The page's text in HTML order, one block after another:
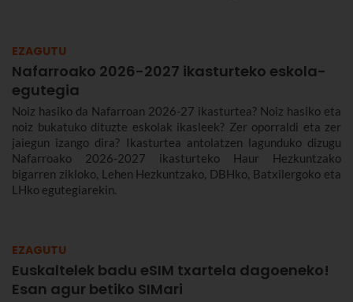
EZAGUTU
Nafarroako 2026-2027 ikasturteko eskola-
egutegia
Noiz hasiko da Nafarroan 2026-27 ikasturtea? Noiz hasiko eta
noiz bukatuko dituzte eskolak ikasleek? Zer oporraldi eta zer
jaiegun izango dira? Ikasturtea antolatzen lagunduko dizugu
Nafarroako 2026-2027 ikasturteko Haur Hezkuntzako
bigarren zikloko, Lehen Hezkuntzako, DBHko, Batxilergoko eta
LHko egutegiarekin.
EZAGUTU
Euskaltelek badu eSIM txartela dagoeneko!
Esan agur betiko SIMari